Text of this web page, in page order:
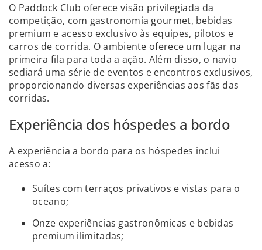
O Paddock Club oferece visão privilegiada da
competição, com gastronomia gourmet, bebidas
premium e acesso exclusivo às equipes, pilotos e
carros de corrida. O ambiente oferece um lugar na
primeira fila para toda a ação. Além disso, o navio
sediará uma série de eventos e encontros exclusivos,
proporcionando diversas experiências aos fãs das
corridas.
Experiência dos hóspedes a bordo
A experiência a bordo para os hóspedes inclui
acesso a:
Suítes com terraços privativos e vistas para o
oceano;
Onze experiências gastronômicas e bebidas
premium ilimitadas;